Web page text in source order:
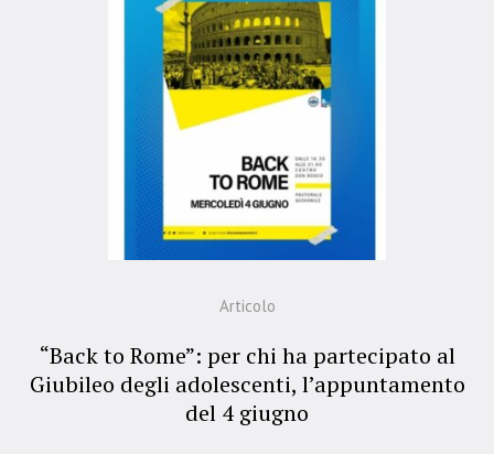
Articolo
“Back to Rome”: per chi ha partecipato al
Giubileo degli adolescenti, l’appuntamento
del 4 giugno